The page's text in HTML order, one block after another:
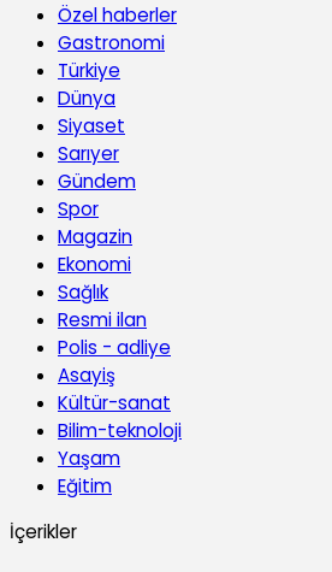
Özel haberler
Gastronomi
Türkiye
Dünya
Siyaset
Sarıyer
Gündem
Spor
Magazin
Ekonomi
Sağlık
Resmi ilan
Polis - adliye
Asayiş
Kültür-sanat
Bilim-teknoloji
Yaşam
Eğitim
İçerikler